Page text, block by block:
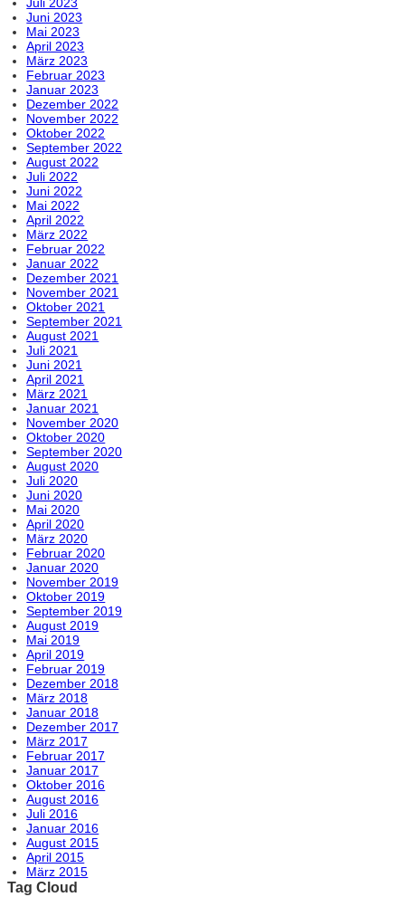
Juli 2023
Juni 2023
Mai 2023
April 2023
März 2023
Februar 2023
Januar 2023
Dezember 2022
November 2022
Oktober 2022
September 2022
August 2022
Juli 2022
Juni 2022
Mai 2022
April 2022
März 2022
Februar 2022
Januar 2022
Dezember 2021
November 2021
Oktober 2021
September 2021
August 2021
Juli 2021
Juni 2021
April 2021
März 2021
Januar 2021
November 2020
Oktober 2020
September 2020
August 2020
Juli 2020
Juni 2020
Mai 2020
April 2020
März 2020
Februar 2020
Januar 2020
November 2019
Oktober 2019
September 2019
August 2019
Mai 2019
April 2019
Februar 2019
Dezember 2018
März 2018
Januar 2018
Dezember 2017
März 2017
Februar 2017
Januar 2017
Oktober 2016
August 2016
Juli 2016
Januar 2016
August 2015
April 2015
März 2015
Tag Cloud